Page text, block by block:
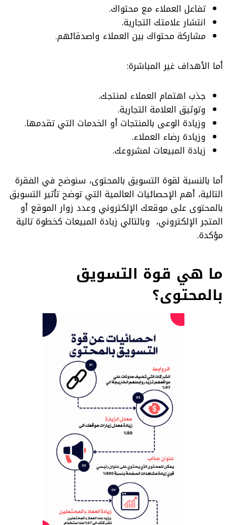
تفاعل العملاء مع محتواك.
انتشار علامتك التجارية.
مشاركة محتواك بين العملاء واصدقائهم.
أما الأهداف غير المباشرة:
جذب اهتمام العملاء لمنتجك.
وتوثيق العلامة التجارية.
وزيادة الوعى بالمنتجات أو الخدمات التي تقدمها.
وزيادة رضاء العملاء.
زيادة المبيعات لمشروعك.
أما بالنسبة لقوة التسويق بالمحتوى، سنوضح في الفقرة
التالية، أهم الإحصائيات العالمية التي توضح تأثير التسويق
بالمحتوى على موقعك الإلكتروني وعدد زوار الموقع أو
المتجر الإلكتروني، وبالتالي زيادة المبيعات كخطوة تالية
مؤكدة.
ما هي قوة التسويق
بالمحتوى؟